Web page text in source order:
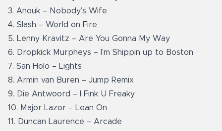
3. Anouk – Nobody’s Wife
4. Slash – World on Fire
5. Lenny Kravitz – Are You Gonna My Way
6. Dropkick Murpheys – I’m Shippin up to Boston
7. San Holo – Lights
8. Armin van Buren – Jump Remix
9. Die Antwoord – I Fink U Freaky
10. Major Lazor – Lean On
11. Duncan Laurence – Arcade